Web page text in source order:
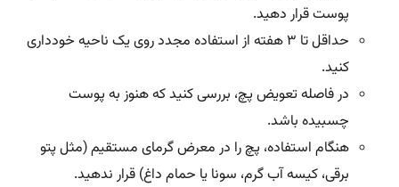
پوست قرار دهید.
حداقل تا ۳ هفته از استفاده مجدد روی یک ناحیه خودداری
کنید.
در فاصله تعویض پچ، بررسی کنید که هنوز به پوست
چسبیده باشد.
هنگام استفاده، پچ را در معرض گرمای مستقیم (مثل پتو
برقی، کیسه آب گرم، سونا یا حمام داغ) قرار ندهید.